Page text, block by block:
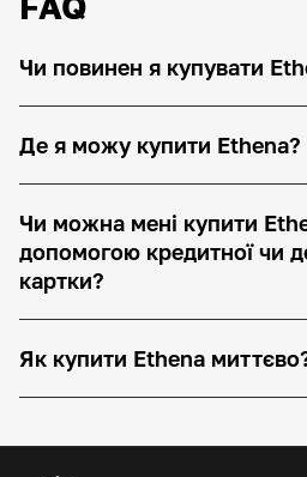
Чи повинен я купувати
Де я можу купити Ethena?
Чи можна мені купити
допомогою кредитної чи
картки?
Як купити Ethena